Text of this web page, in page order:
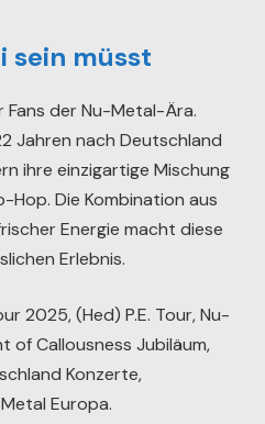
sein müsst
Fans der Nu-Metal-Ära.
Jahren nach Deutschland
ihre einzigartige Mischung
Hop. Die Kombination aus
Energie macht diese
Erlebnis.
2025, (Hed) P.E. Tour, Nu-
of Callousness Jubiläum,
Konzerte,
Europa.